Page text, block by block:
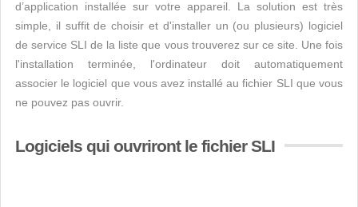
d’application installée sur votre appareil. La solution est très
simple, il suffit de choisir et d'installer un (ou plusieurs) logiciel
de service SLI de la liste que vous trouverez sur ce site. Une fois
l'installation terminée, l'ordinateur doit automatiquement
associer le logiciel que vous avez installé au fichier SLI que vous
ne pouvez pas ouvrir.
Logiciels qui ouvriront le fichier SLI